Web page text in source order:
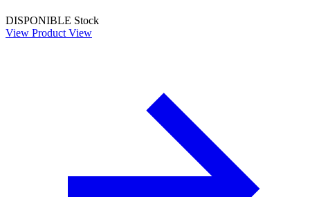
DISPONIBLE Stock
View Product View